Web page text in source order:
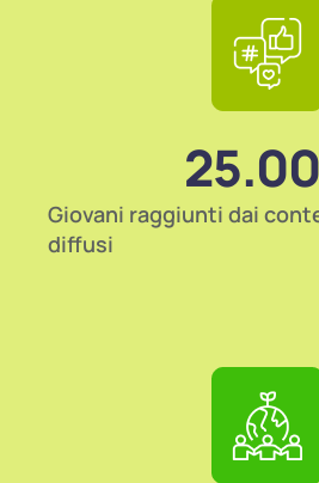
Giovani raggiunti dai
diffusi